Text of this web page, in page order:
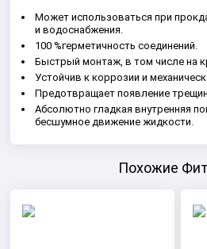
Может использоваться при
и водоснабжения.
100 %герметичность соединений.
Быстрый монтаж, в том числе на
Устойчив к коррозии и
Предотвращает появление
Абсолютно гладкая внутренняя
бесшумное движение жидкости.
Похожие